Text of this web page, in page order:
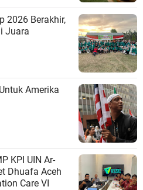
2026 Berakhir,
Juara
Amerika
KPI UIN Ar-
Dhuafa Aceh
Care VI